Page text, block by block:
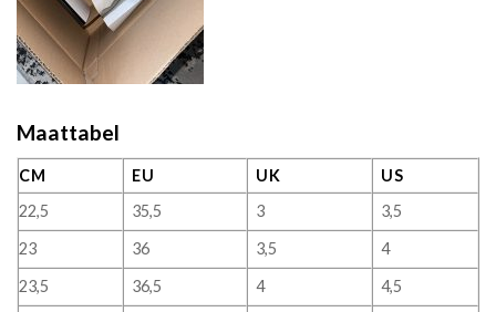
Maattabel
CM EU UK
US
22,5
35,5 3
3,5
23
36 3,5
4
23,5
36,5 4
4,5